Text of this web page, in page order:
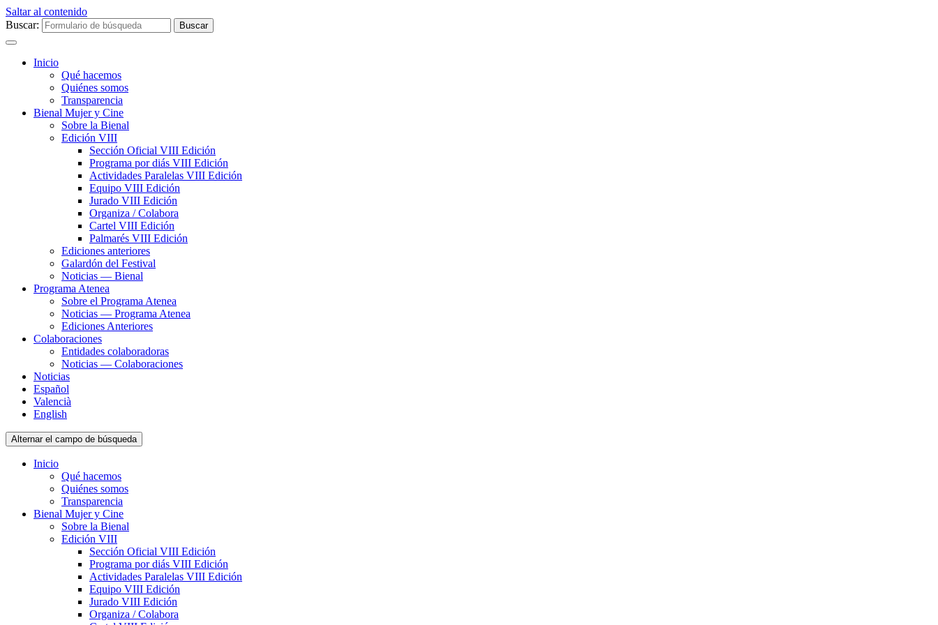
Saltar al contenido
Buscar:
Inicio
Qué hacemos
Quiénes somos
Transparencia
Bienal Mujer y Cine
Sobre la Bienal
Edición VIII
Sección Oficial VIII Edición
Programa por diás VIII Edición
Actividades Paralelas VIII Edición
Equipo VIII Edición
Jurado VIII Edición
Organiza / Colabora
Cartel VIII Edición
Palmarés VIII Edición
Ediciones anteriores
Galardón del Festival
Noticias — Bienal
Programa Atenea
Sobre el Programa Atenea
Noticias — Programa Atenea
Ediciones Anteriores
Colaboraciones
Entidades colaboradoras
Noticias — Colaboraciones
Noticias
Español
Valencià
English
Alternar el campo de búsqueda
Inicio
Qué hacemos
Quiénes somos
Transparencia
Bienal Mujer y Cine
Sobre la Bienal
Edición VIII
Sección Oficial VIII Edición
Programa por diás VIII Edición
Actividades Paralelas VIII Edición
Equipo VIII Edición
Jurado VIII Edición
Organiza / Colabora